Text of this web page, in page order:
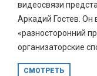
видеосвязи
Аркадий Гостев. Он
«разносторонний
организаторские
СМОТРЕТЬ